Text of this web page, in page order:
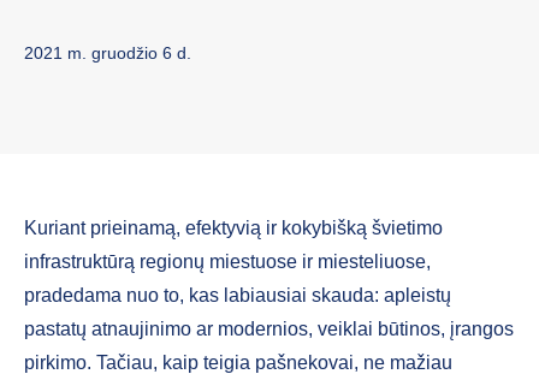
2021 m. gruodžio 6 d.
Kuriant prieinamą, efektyvią ir kokybišką švietimo
infrastruktūrą regionų miestuose ir miesteliuose,
pradedama nuo to, kas labiausiai skauda: apleistų
pastatų atnaujinimo ar modernios, veiklai būtinos, įrangos
pirkimo. Tačiau, kaip teigia pašnekovai, ne mažiau